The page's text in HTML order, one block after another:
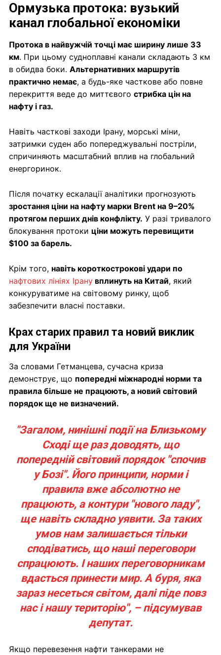
Ормузька протока: вузький
канал глобальної економіки
Протока в найвужчій точці має ширину лише 33
км. При цьому судноплавні канали складають 3 км
в обидва боки. Альтернативних маршрутів
практично немає, а будь-яке часткове або повне
перекриття веде до миттєвого стрибка цін на
нафту і газ.
Навіть часткові заходи Ірану, морські міни,
затримки суден або попереджувальні постріли,
спричиняють масштабний вплив на глобальний
енергоринок.
Після початку ескалації аналітики прогнозують
зростання ціни на нафту марки Brent на 9–20%
протягом перших днів конфлікту. У разі тривалого
блокування протоки ціни можуть перевищити
$100 за барель.
Крім того, навіть короткострокові удари по
нафтових лініях Ірану вплинуть на Китай, який
конкуруватиме на світовому ринку, щоб
забезпечити власні поставки.
Крах старих правил та новий виклик
для України
За словами Гетманцева, сучасна криза
демонструє, що попередні міжнародні норми та
правила більше не працюють, а новий світовий
порядок ще не визначений.
"Загалом, нинішні події на Близькому
Сході ще раз доводять, що
попередній світовий порядок "спочив
у Бозі". Його принципи, норми і
правила вже абсолютно не
працюють, а контури "нового ладу",
ще навіть складно уявити. За таких
умов нам залишається тільки
сподіватись, що наші переговори
спрацюють. І наших переговорникам
вдасться принести мир. А буря, яка
зараз несеться світом, далі піде повз
нас і нашу територію", – підсумував
депутат.
Якщо перевезення нафти танкерами не